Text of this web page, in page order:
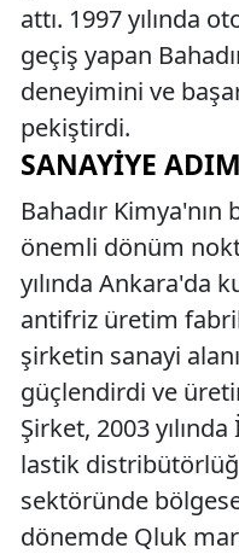
attı. 1997 yılında
geçiş yapan
deneyimini ve
pekiştirdi.
SANAYIYE
Bahadır
önemli dönüm
yılında Ankara'da
antifriz üretim
şirketin sanayi
güçlendirdi ve
Şirket, 2003
lastik
sektöründe
dönemde Qluk